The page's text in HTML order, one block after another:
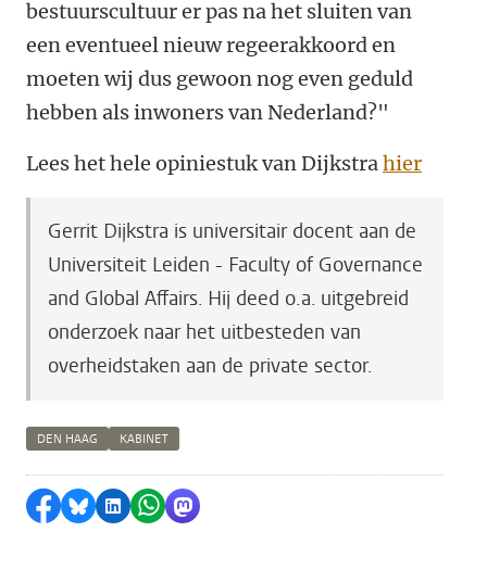
bestuurscultuur er pas na het sluiten van
een eventueel nieuw regeerakkoord en
moeten wij dus gewoon nog even geduld
hebben als inwoners van Nederland?"
Lees het hele opiniestuk van Dijkstrahier
Gerrit Dijkstra is universitair docent aan de
Universiteit Leiden - Faculty of Governance
and Global Affairs. Hij deed o.a. uitgebreid
onderzoek naar het uitbesteden van
overheidstaken aan de private sector.
DEN HAAG KABINET
Delen op Facebook
Delen via Bluesky
Delen op LinkedIn
Delen via WhatsApp
Delen via Mastodon